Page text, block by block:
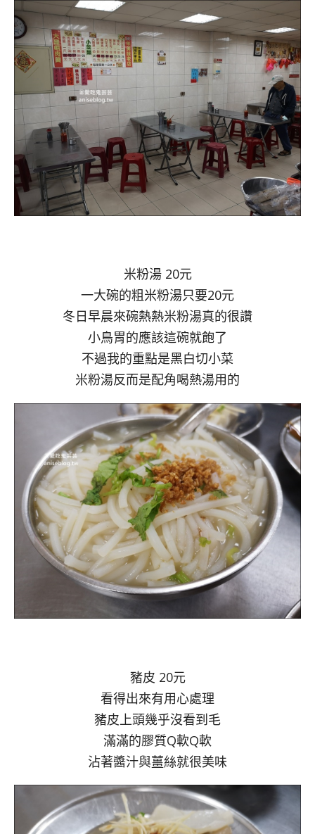
米粉湯 20元
一大碗的粗米粉湯只要20元
冬日早晨來碗熱熱米粉湯真的很讚
小鳥胃的應該這碗就飽了
不過我的重點是黑白切小菜
米粉湯反而是配角喝熱湯用的
豬皮 20元
看得出來有用心處理
豬皮上頭幾乎沒看到毛
滿滿的膠質Q軟Q軟
沾著醬汁與薑絲就很美味